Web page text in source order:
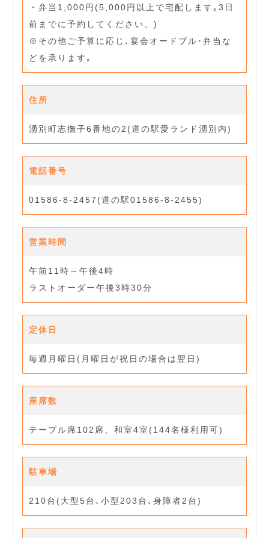
・弁当1,000円(5,000円以上で宅配します｡3日
前までに予約してください。)
※その他ご予算に応じ､宴会オードブル･弁当な
どを承ります｡
住所
湧別町志撫子6番地の2(道の駅愛ランド湧別内)
電話番号
01586-8-2457(道の駅01586-8-2455)
営業時間
午前11時～午後4時
ラストオーダー午後3時30分
定休日
毎週月曜日(月曜日が祝日の場合は翌日)
座席数
テーブル席102席、和室4室(144名様利用可)
駐車場
210台(大型5台､小型203台､身障者2台)